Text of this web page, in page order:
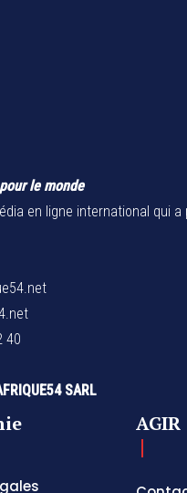
le monde
en ligne international qui
40
SARL
AGIR